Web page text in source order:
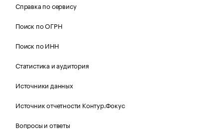
Справка по сервису
Поиск по ОГРН
Поиск по ИНН
Статистика и аудитория
Источники данных
Источник отчетности Контур.Фокус
Вопросы и ответы